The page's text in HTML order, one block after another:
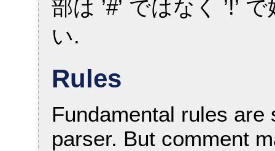
部は ’#’ ではなく ’!’
い.
Rules
Fundamental rules
parser. But comment